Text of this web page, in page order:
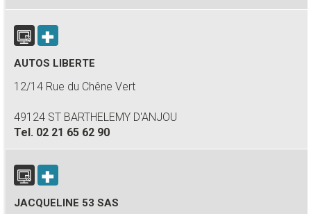
AUTOS LIBERTE
12/14 Rue du Chêne Vert
49124 ST BARTHELEMY D'ANJOU
Tel. 02 21 65 62 90
JACQUELINE 53 SAS